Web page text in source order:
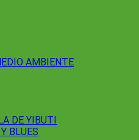
AMBIENTE
DE YIBUTI
BLUES